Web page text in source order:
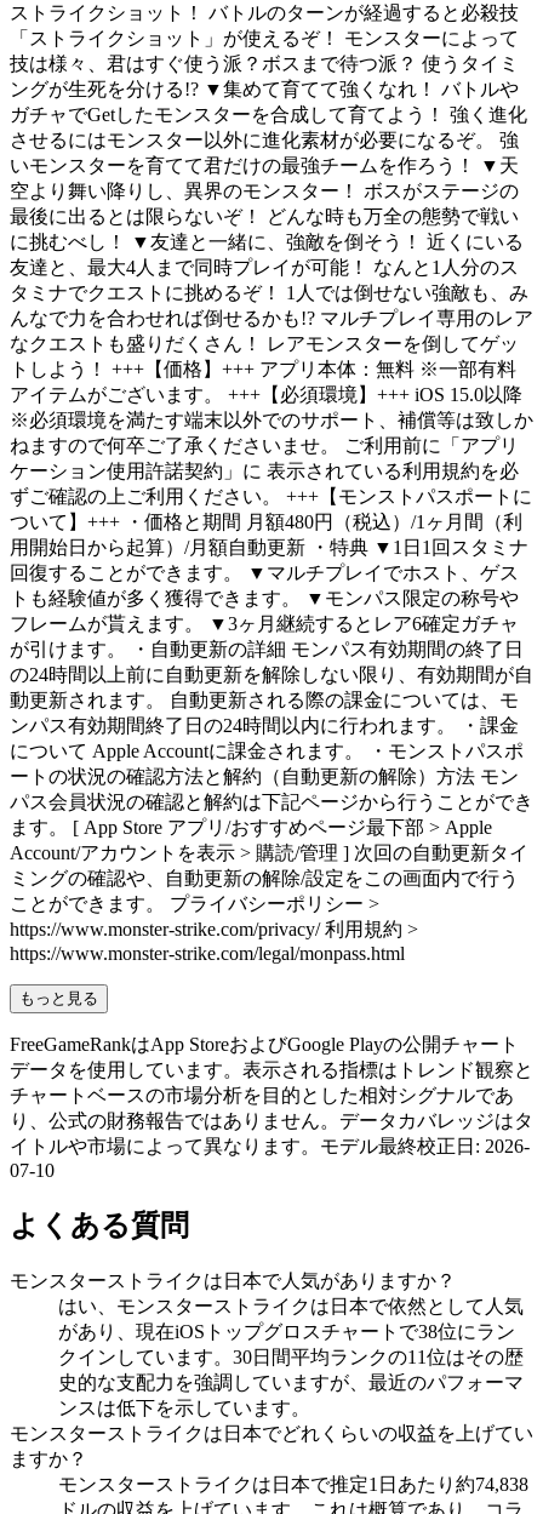
ストライクショット！ バトルのターンが経過すると必殺技
「ストライクショット」が使えるぞ！ モンスターによって
技は様々、君はすぐ使う派？ボスまで待つ派？ 使うタイミ
ングが生死を分ける!? ▼集めて育てて強くなれ！ バトルや
ガチャでGetしたモンスターを合成して育てよう！ 強く進化
させるにはモンスター以外に進化素材が必要になるぞ。 強
いモンスターを育てて君だけの最強チームを作ろう！ ▼天
空より舞い降りし、異界のモンスター！ ボスがステージの
最後に出るとは限らないぞ！ どんな時も万全の態勢で戦い
に挑むべし！ ▼友達と一緒に、強敵を倒そう！ 近くにいる
友達と、最大4人まで同時プレイが可能！ なんと1人分のス
タミナでクエストに挑めるぞ！ 1人では倒せない強敵も、み
んなで力を合わせれば倒せるかも!? マルチプレイ専用のレア
なクエストも盛りだくさん！ レアモンスターを倒してゲッ
トしよう！ +++【価格】+++ アプリ本体：無料 ※一部有料
アイテムがございます。 +++【必須環境】+++ iOS 15.0以降
※必須環境を満たす端末以外でのサポート、補償等は致しか
ねますので何卒ご了承くださいませ。 ご利用前に「アプリ
ケーション使用許諾契約」に 表示されている利用規約を必
ずご確認の上ご利用ください。 +++【モンストパスポートに
ついて】+++ ・価格と期間 月額480円（税込）/1ヶ月間（利
用開始日から起算）/月額自動更新 ・特典 ▼1日1回スタミナ
回復することができます。 ▼マルチプレイでホスト、ゲス
トも経験値が多く獲得できます。 ▼モンパス限定の称号や
フレームが貰えます。 ▼3ヶ月継続するとレア6確定ガチャ
が引けます。 ・自動更新の詳細 モンパス有効期間の終了日
の24時間以上前に自動更新を解除しない限り、有効期間が自
動更新されます。 自動更新される際の課金については、モ
ンパス有効期間終了日の24時間以内に行われます。 ・課金
について Apple Accountに課金されます。 ・モンストパスポ
ートの状況の確認方法と解約（自動更新の解除）方法 モン
パス会員状況の確認と解約は下記ページから行うことができ
ます。 [ App Store アプリ/おすすめページ最下部 > Apple
Account/アカウントを表示 > 購読/管理 ] 次回の自動更新タイ
ミングの確認や、自動更新の解除/設定をこの画面内で行う
ことができます。 プライバシーポリシー >
https://www.monster-strike.com/privacy/ 利用規約 >
https://www.monster-strike.com/legal/monpass.html
もっと見る
FreeGameRankはApp StoreおよびGoogle Playの公開チャート
データを使用しています。表示される指標はトレンド観察と
チャートベースの市場分析を目的とした相対シグナルであ
り、公式の財務報告ではありません。データカバレッジはタ
イトルや市場によって異なります。 モデル最終校正日 : 2026-
07-10
よくある質問
モンスターストライクは日本で人気がありますか？
はい、モンスターストライクは日本で依然として人気
があり、現在iOSトップグロスチャートで38位にラン
クインしています。30日間平均ランクの11位はその歴
史的な支配力を強調していますが、最近のパフォーマ
ンスは低下を示しています。
モンスターストライクは日本でどれくらいの収益を上げてい
ますか？
モンスターストライクは日本で推定1日あたり約74,838
ドルの収益を上げています。これは概算であり、コラ